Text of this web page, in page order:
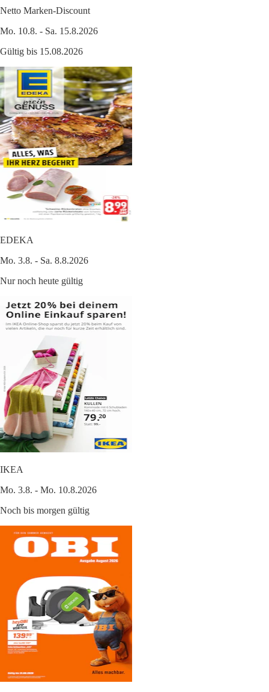
Netto Marken-Discount
Mo. 10.8. - Sa. 15.8.2026
Gültig bis 15.08.2026
EDEKA
Mo. 3.8. - Sa. 8.8.2026
Nur noch heute gültig
IKEA
Mo. 3.8. - Mo. 10.8.2026
Noch bis morgen gültig